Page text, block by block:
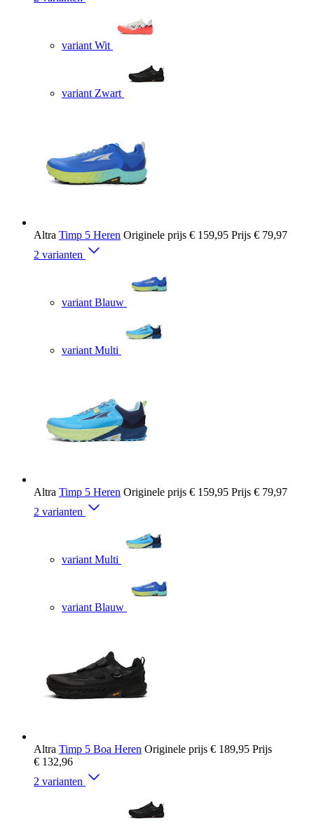
variant Wit
variant Zwart
Altra Timp 5 Heren Originele prijs € 159,95 Prijs € 79,97
2 varianten
variant Blauw
variant Multi
Altra Timp 5 Heren Originele prijs € 159,95 Prijs € 79,97
2 varianten
variant Multi
variant Blauw
Altra Timp 5 Boa Heren Originele prijs € 189,95 Prijs
€ 132,96
2 varianten